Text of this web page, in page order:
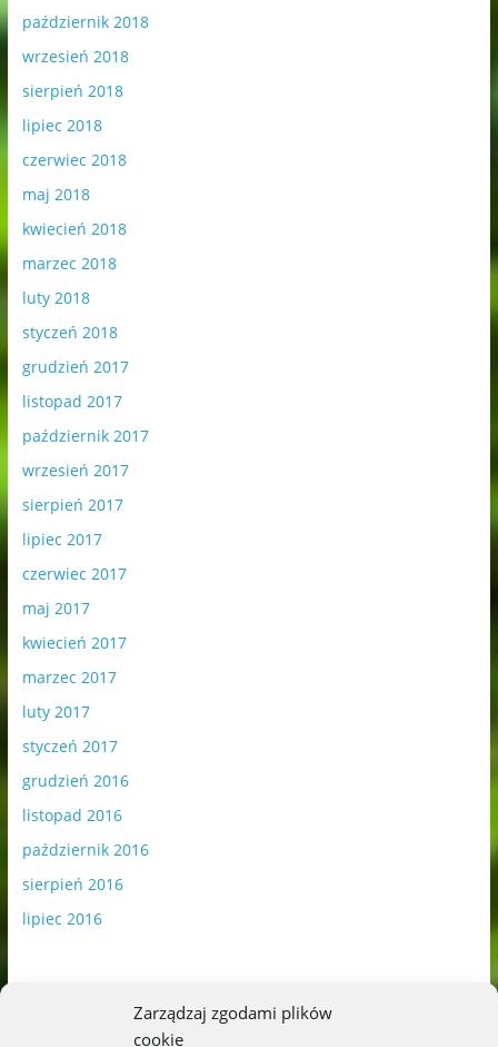
Zarządzaj zgodami plików
cookie
październik 2018
wrzesień 2018
sierpień 2018
lipiec 2018
czerwiec 2018
maj 2018
kwiecień 2018
marzec 2018
luty 2018
styczeń 2018
grudzień 2017
listopad 2017
październik 2017
wrzesień 2017
sierpień 2017
lipiec 2017
czerwiec 2017
maj 2017
kwiecień 2017
marzec 2017
luty 2017
styczeń 2017
grudzień 2016
listopad 2016
październik 2016
sierpień 2016
lipiec 2016